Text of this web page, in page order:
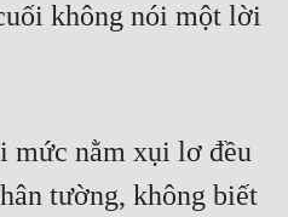
không nói một lời
mức nằm xụi lơ đều
tường, không biết